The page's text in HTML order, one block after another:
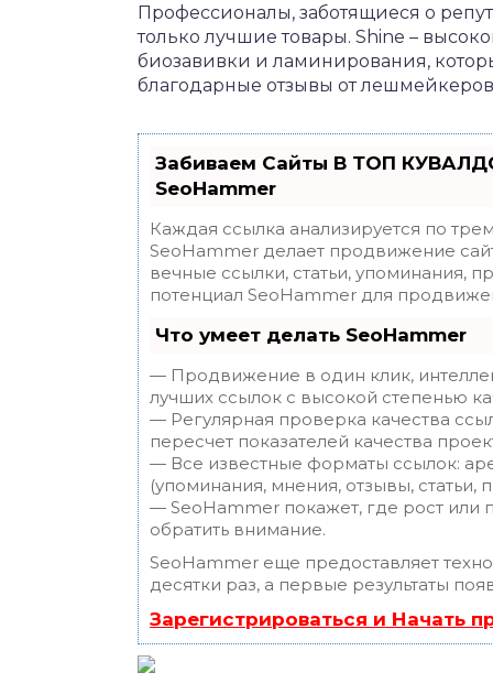
Профессионалы, заботящиеся о
только лучшие товары. Shine –
биозавивки и ламинирования,
благодарные отзывы от
Забиваем Сайты В ТОП
SeoHammer
Каждая ссылка анализируется по
SeoHammer делает продвижение
вечные ссылки, статьи, упоминания,
потенциал SeoHammer для
Что умеет делать SeoHammer
— Продвижение в один клик,
лучших ссылок с высокой степенью
— Регулярная проверка качества
пересчет показателей качества
— Все известные форматы ссылок:
(упоминания, мнения, отзывы, статьи,
— SeoHammer покажет, где рост или
обратить внимание.
SeoHammer еще предоставляет
десятки раз, а первые результаты
Зарегистрироваться и Начать